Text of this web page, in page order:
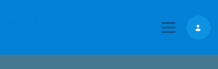
Toggle